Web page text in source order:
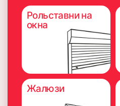
Рольставни на
окна
Жалюзи